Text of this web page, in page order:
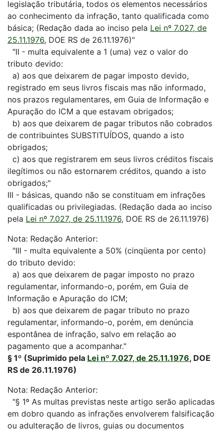
legislação tributária, todos os elementos necessários
ao conhecimento da infração, tanto qualificada como
básica; (Redação dada ao inciso pela Lei nº 7.027, de
25.11.1976, DOE RS de 26.11.1976)"
"II - multa equivalente a 1 (uma) vez o valor do
tributo devido:
a) aos que deixarem de pagar imposto devido,
registrado em seus livros fiscais mas não informado,
nos prazos regulamentares, em Guia de Informação e
Apuração do ICM a que estavam obrigados;
b) aos que deixarem de pagar tributos não cobrados
de contribuintes SUBSTITUÍDOS, quando a isto
obrigados;
c) aos que registrarem em seus livros créditos fiscais
ilegítimos ou não estornarem créditos, quando a isto
obrigados;"
III - básicas, quando não se constituam em infrações
qualificadas ou privilegiadas. (Redação dada ao inciso
pela Lei nº 7.027, de 25.11.1976, DOE RS de 26.11.1976)
Nota: Redação Anterior:
"III - multa equivalente a 50% (cinqüenta por cento)
do tributo devido:
a) aos que deixarem de pagar imposto no prazo
regulamentar, informando-o, porém, em Guia de
Informação e Apuração do ICM;
b) aos que deixarem de pagar tributo no prazo
regulamentar, informando-o, porém, em denúncia
espontânea de infração, salvo em relação ao
pagamento que a acompanhar."
§ 1º (Suprimido pela Lei nº 7.027, de 25.11.1976, DOE
RS de 26.11.1976)
Nota: Redação Anterior:
"§ 1º As multas previstas neste artigo serão aplicadas
em dobro quando as infrações envolverem falsificação
ou adulteração de livros, guias ou documentos